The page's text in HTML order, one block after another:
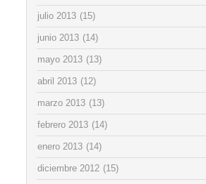
julio 2013 (15)
junio 2013 (14)
mayo 2013 (13)
abril 2013 (12)
marzo 2013 (13)
febrero 2013 (14)
enero 2013 (14)
diciembre 2012 (15)